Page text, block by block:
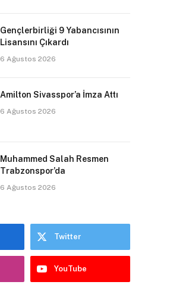
Gençlerbirliği 9 Yabancısının
Lisansını Çıkardı
6 Ağustos 2026
Amilton Sivasspor’a İmza Attı
6 Ağustos 2026
Muhammed Salah Resmen
Trabzonspor’da
6 Ağustos 2026
Twitter
YouTube